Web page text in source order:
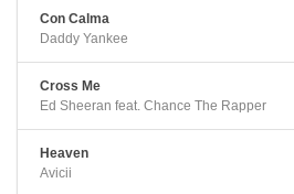
Con Calma
Daddy Yankee
Cross Me
Ed Sheeran feat. Chance The Rapper
Heaven
Avicii